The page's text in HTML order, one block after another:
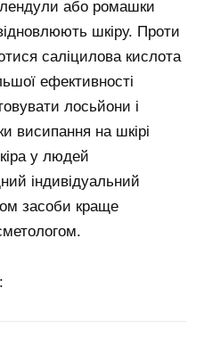
або ромашки
шкіру. Проти
саліцилова кислота
ефективності
лосьйони і
висипання на шкірі
у людей
індивідуальний
засоби краще